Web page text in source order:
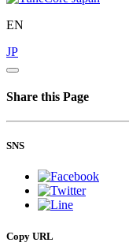
EN
JP
Share this Page
SNS
Copy URL